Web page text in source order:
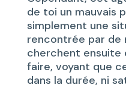
de toi un mauvais
simplement une
rencontrée par de
cherchent ensuite
faire, voyant que
dans la durée, ni